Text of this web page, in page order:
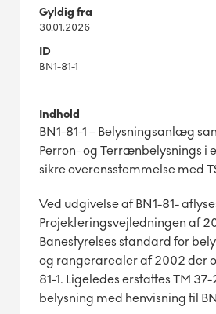
Gyldig fra
30.01.2026
ID
BN1-81-1
Indhold
BN1-81-1 – Belysningsanlæg
Perron- og Terrænbelysnings i
sikre overensstemmelse med
Ved udgivelse af BN1-81-
Projekteringsvejledningen af
Banestyrelses standard for
og rangerarealer af 2002 der
81-1. Ligeledes erstattes TM 37-
belysning med henvisning til